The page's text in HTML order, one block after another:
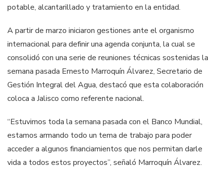
potable, alcantarillado y tratamiento en la entidad.
A partir de marzo iniciaron gestiones ante el organismo
internacional para definir una agenda conjunta, la cual se
consolidó con una serie de reuniones técnicas sostenidas la
semana pasada Ernesto Marroquín Álvarez, Secretario de
Gestión Integral del Agua, destacó que esta colaboración
coloca a Jalisco como referente nacional.
“Estuvimos toda la semana pasada con el Banco Mundial,
estamos armando todo un tema de trabajo para poder
acceder a algunos financiamientos que nos permitan darle
vida a todos estos proyectos”, señaló Marroquín Álvarez.